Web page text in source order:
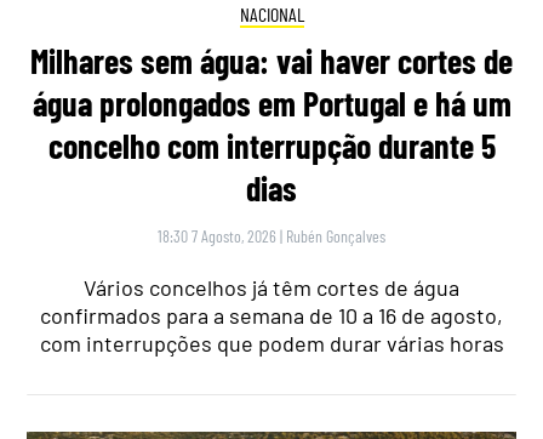
NACIONAL
Milhares sem água: vai haver cortes de
água prolongados em Portugal e há um
concelho com interrupção durante 5
dias
18:30 7 Agosto, 2026 | Rubén Gonçalves
Vários concelhos já têm cortes de água
confirmados para a semana de 10 a 16 de agosto,
com interrupções que podem durar várias horas